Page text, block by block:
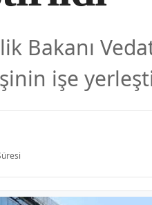
Bakanı
işe